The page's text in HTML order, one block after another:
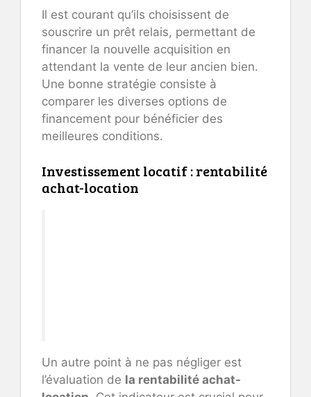
Il est courant qu’ils choisissent de
souscrire un prêt relais, permettant de
financer la nouvelle acquisition en
attendant la vente de leur ancien bien.
Une bonne stratégie consiste à
comparer les diverses options de
financement pour bénéficier des
meilleures conditions.
Investissement locatif : rentabilité
achat-location
Un autre point à ne pas négliger est
l’évaluation de la rentabilité achat-